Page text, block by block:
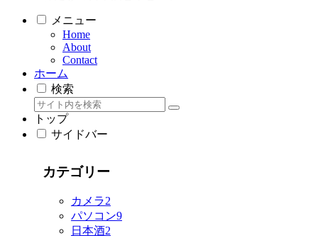
メニュー
Home
About
Contact
ホーム
検索
トップ
サイドバー
カテゴリー
カメラ2
パソコン9
日本酒2